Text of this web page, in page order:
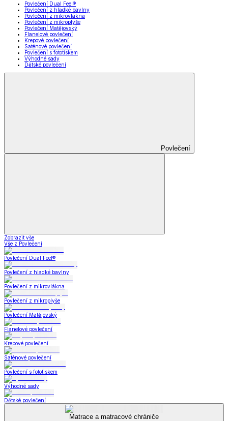
Povlečení Dual Feel®
Povlečení z hladké bavlny
Povlečení z mikrovlákna
Povlečení z mikroplyše
Povlečení Matějovský
Flanelové povlečení
Krepové povlečení
Saténové povlečení
Povlečení s fototiskem
Výhodné sady
Dětské povlečení
Povlečení
Zobrazit vše
Vše z Povlečení
Povlečení Dual Feel®
Povlečení z hladké bavlny
Povlečení z mikrovlákna
Povlečení z mikroplyše
Povlečení Matějovský
Flanelové povlečení
Krepové povlečení
Saténové povlečení
Povlečení s fototiskem
Výhodné sady
Dětské povlečení
Matrace a matracové chrániče